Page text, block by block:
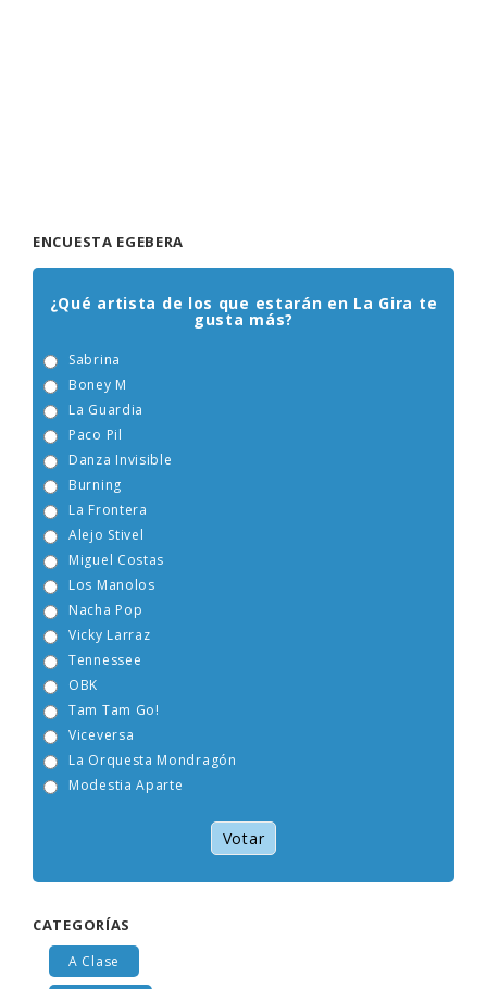
¿Qué artista de los que estarán en La Gira te
gusta más?
Boney M
Burning
Alejo Stivel
Miguel Costas
Nacha Pop
Vicky Larraz
La Orquesta Mondragón
Modestia Aparte
Votar
A Clase